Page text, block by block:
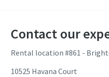
Contact our
Rental location #861 -
10525 Havana Court